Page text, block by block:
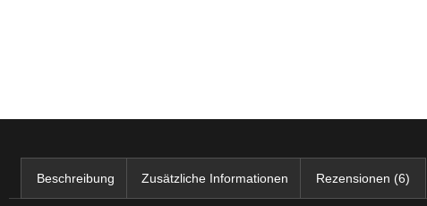
Beschreibung Zusätzliche Informationen Rezensionen (6)